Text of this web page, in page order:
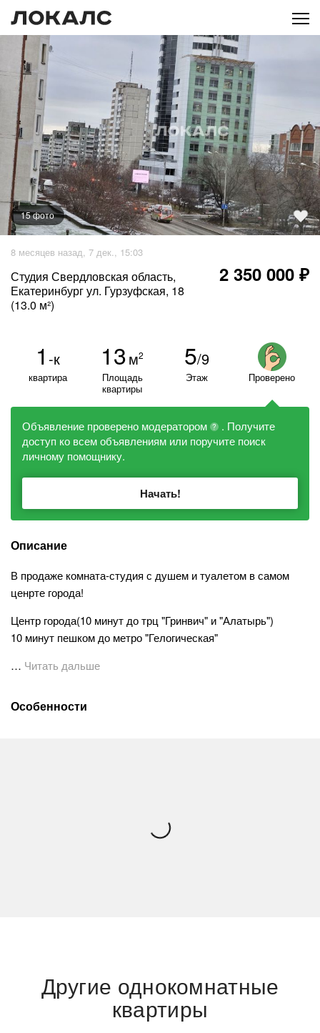
15фото
8 месяцев назад, 7 дек., 15:03
Студия Свердловская область,
Екатеринбург ул. Гурзуфская, 18
(13.0 м²)
2 350 000 ₽
1 -к
квартира
13м2
Площадь
квартиры
5/9
Этаж Проверено
Объявление проверено модератором ?
. Получите
доступ ко всем объявлениям или поручите поиск
личному помощнику.
Начать!
Описание
В продаже комната-студия с душем и туалетом в самом
ценрте города!
Центр города(10 минут до трц "Гринвич" и "Алатырь")
10 минут пешком до метро "Гелогическая"
… Читать дальше
Особенности
Другие однокомнатные
квартиры